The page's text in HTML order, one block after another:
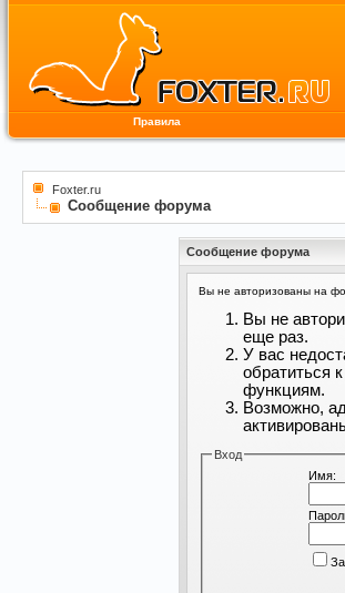
Правила
Foxter.ru
Сообщение форума
Сообщение форума
Вы не авторизованы на
Вы не
еще раз.
У вас
обратиться
функциям.
Возможно,
Вход
Имя: